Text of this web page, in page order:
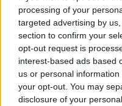
processing of your
targeted advertising by
section to confirm your
opt-out request is
interest-based ads based
us or personal
your opt-out. You may
disclosure of your
ΠΕΙΡΑΜΑΤΙΚΗ
ΣΚΗΝΗ ΚΑΤΙΝΑ
Πανεπιστημίου 48,